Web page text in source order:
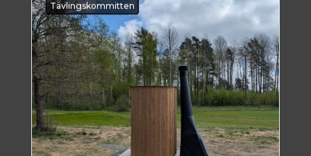
Tävlingskommitten